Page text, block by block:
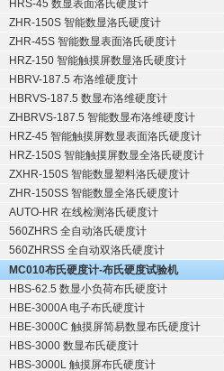
HRS-45 数显表面洛氏硬度计
ZHR-150S 智能数显洛氏硬度计
ZHR-45S 智能数显表面洛氏硬度计
HRZ-150 智能触摸屏数显洛氏硬度计
HBRV-187.5 布洛维硬度计
HBRVS-187.5 数显布洛维硬度计
ZHBRVS-187.5 智能数显布洛维硬度计
HRZ-45 智能触摸屏数显表面洛氏硬度计
HRZ-150S 智能触摸屏数显全洛氏硬度计
ZXHR-150S 智能数显塑料洛氏硬度计
ZHR-150SS 智能数显全洛氏硬度计
AUTO-HR 在线检测洛氏硬度计
560ZHRS 全自动洛氏硬度计
560ZHRSS 全自动双洛氏硬度计
MC010布氏硬度计-布氏硬度试验机
HBS-62.5 数显小负荷布氏硬度计
HBE-3000A 电子布氏硬度计
HBE-3000C 触摸屏简易数显布氏硬度计
HBS-3000 数显布氏硬度计
HBS-3000L 触摸屏布氏硬度计